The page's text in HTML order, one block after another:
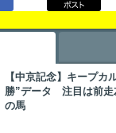
【中京記念】キープカ
勝”データ 注目は前走
の馬